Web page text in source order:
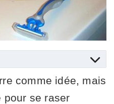
comme idée, mais
pour se raser